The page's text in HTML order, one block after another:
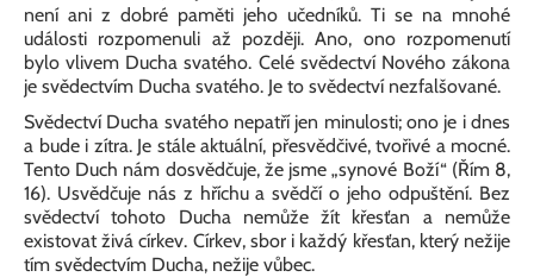
není ani z dobré paměti jeho učedníků. Ti se na mnohé
události rozpomenuli až později. Ano, ono rozpomenutí
bylo vlivem Ducha svatého. Celé svědectví Nového zákona
je svědectvím Ducha svatého. Je to svědectví nezfalšované.
Svědectví Ducha svatého nepatří jen minulosti; ono je i dnes
a bude i zítra. Je stále aktuální, přesvědčivé, tvořivé a mocné.
Tento Duch nám dosvědčuje, že jsme „synové Boží“ (Řím 8,
16). Usvědčuje nás z hříchu a svědčí o jeho odpuštění. Bez
svědectví tohoto Ducha nemůže žít křesťan a nemůže
existovat živá církev. Církev, sbor i každý křesťan, který nežije
tím svědectvím Ducha, nežije vůbec.